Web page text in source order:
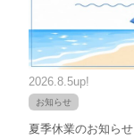
2026.8.5up!
お知らせ
夏季休業のお知らせ